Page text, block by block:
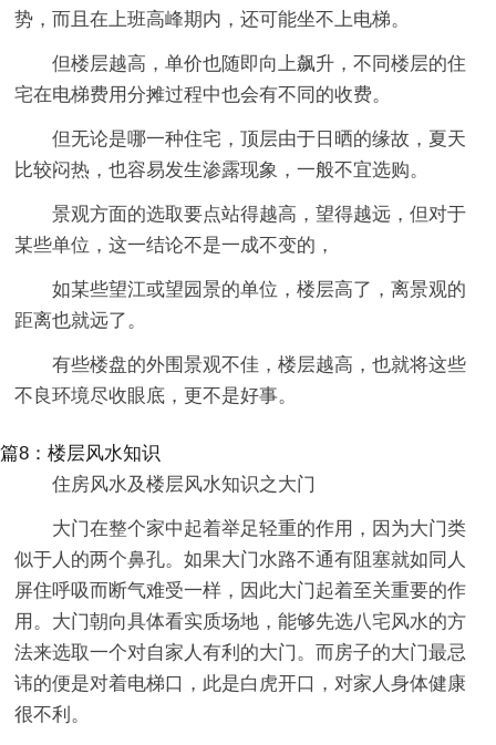
势，而且在上班高峰期内，还可能坐不上电梯。
但楼层越高，单价也随即向上飙升，不同楼层的住
宅在电梯费用分摊过程中也会有不同的收费。
但无论是哪一种住宅，顶层由于日晒的缘故，夏天
比较闷热，也容易发生渗露现象，一般不宜选购。
景观方面的选取要点站得越高，望得越远，但对于
某些单位，这一结论不是一成不变的，
如某些望江或望园景的单位，楼层高了，离景观的
距离也就远了。
有些楼盘的外围景观不佳，楼层越高，也就将这些
不良环境尽收眼底，更不是好事。
篇8：楼层风水知识
住房风水及楼层风水知识之大门
大门在整个家中起着举足轻重的作用，因为大门类
似于人的两个鼻孔。如果大门水路不通有阻塞就如同人
屏住呼吸而断气难受一样，因此大门起着至关重要的作
用。大门朝向具体看实质场地，能够先选八宅风水的方
法来选取一个对自家人有利的大门。而房子的大门最忌
讳的便是对着电梯口，此是白虎开口，对家人身体健康
很不利。